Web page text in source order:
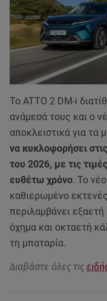
Το ATTO 2 DM-i
ανάμεσά τους και ο
αποκλειστικά για τα
να κυκλοφορήσει
του 2026, με τις
ευθέτω χρόνο. Το
καθιερωμένο
περιλαμβάνει
όχημα και οκταετή
τη μπαταρία.
Διαβάστε όλες τις